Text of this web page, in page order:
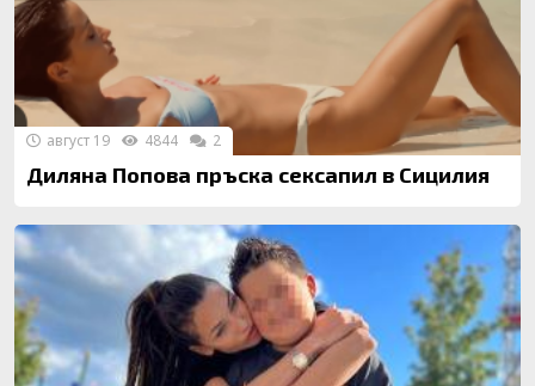
Диляна Попова пръска сексапил в Сицилия
август 19 4844 2